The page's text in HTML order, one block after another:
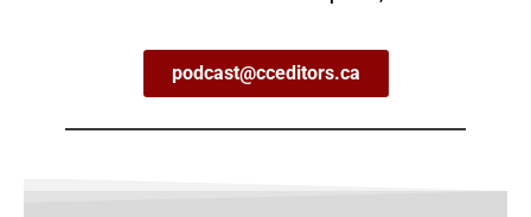
podcast@cceditors.ca